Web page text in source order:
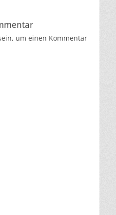
um einen Kommentar